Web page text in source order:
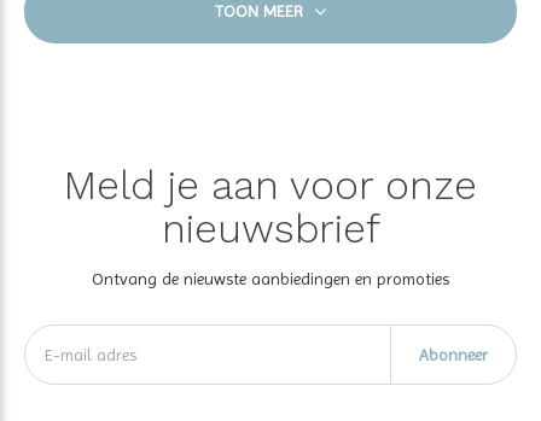
TOON MEER
Meld je aan voor onze
nieuwsbrief
Ontvang de nieuwste aanbiedingen en promoties
Abonneer